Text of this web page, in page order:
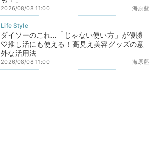
海原藍
2026/08/08 11:00
ダイソーのこれ…「じゃない使い方」が優勝
♡推し活にも使える！高見え美容グッズの意
外な活用法
海原藍
2026/08/08 11:00